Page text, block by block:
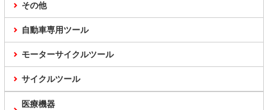
その他
自動車専用ツール
モーターサイクルツール
サイクルツール
医療機器